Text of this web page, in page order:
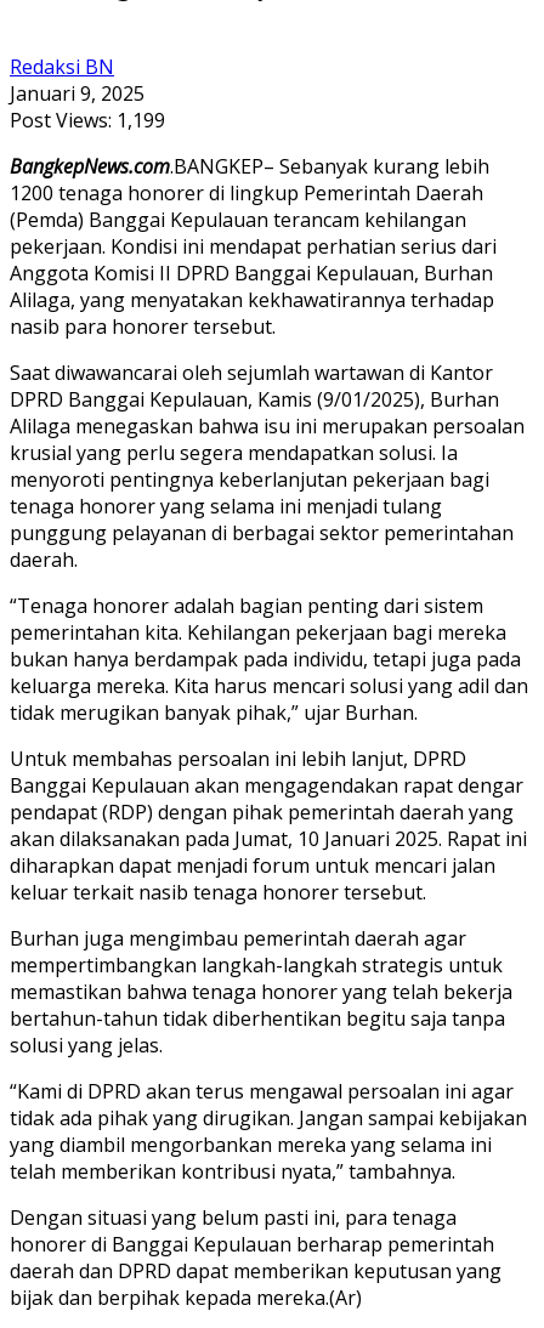
Redaksi BN
Januari 9, 2025
Post Views: 1,199
BangkepNews.com.BANGKEP– Sebanyak kurang lebih
1200 tenaga honorer di lingkup Pemerintah Daerah
(Pemda) Banggai Kepulauan terancam kehilangan
pekerjaan. Kondisi ini mendapat perhatian serius dari
Anggota Komisi II DPRD Banggai Kepulauan, Burhan
Alilaga, yang menyatakan kekhawatirannya terhadap
nasib para honorer tersebut.
Saat diwawancarai oleh sejumlah wartawan di Kantor
DPRD Banggai Kepulauan, Kamis (9/01/2025), Burhan
Alilaga menegaskan bahwa isu ini merupakan persoalan
krusial yang perlu segera mendapatkan solusi. Ia
menyoroti pentingnya keberlanjutan pekerjaan bagi
tenaga honorer yang selama ini menjadi tulang
punggung pelayanan di berbagai sektor pemerintahan
daerah.
“Tenaga honorer adalah bagian penting dari sistem
pemerintahan kita. Kehilangan pekerjaan bagi mereka
bukan hanya berdampak pada individu, tetapi juga pada
keluarga mereka. Kita harus mencari solusi yang adil dan
tidak merugikan banyak pihak,” ujar Burhan.
Untuk membahas persoalan ini lebih lanjut, DPRD
Banggai Kepulauan akan mengagendakan rapat dengar
pendapat (RDP) dengan pihak pemerintah daerah yang
akan dilaksanakan pada Jumat, 10 Januari 2025. Rapat ini
diharapkan dapat menjadi forum untuk mencari jalan
keluar terkait nasib tenaga honorer tersebut.
Burhan juga mengimbau pemerintah daerah agar
mempertimbangkan langkah-langkah strategis untuk
memastikan bahwa tenaga honorer yang telah bekerja
bertahun-tahun tidak diberhentikan begitu saja tanpa
solusi yang jelas.
“Kami di DPRD akan terus mengawal persoalan ini agar
tidak ada pihak yang dirugikan. Jangan sampai kebijakan
yang diambil mengorbankan mereka yang selama ini
telah memberikan kontribusi nyata,” tambahnya.
Dengan situasi yang belum pasti ini, para tenaga
honorer di Banggai Kepulauan berharap pemerintah
daerah dan DPRD dapat memberikan keputusan yang
bijak dan berpihak kepada mereka.(Ar)